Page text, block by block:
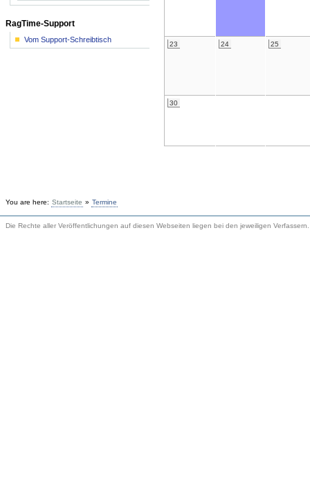
23 24 25
30
RagTime-Support
Vom Support-Schreibtisch
You are here: Startseite » Termine
Die Rechte aller Veröffentlichungen auf diesen Webseiten liegen bei den jeweiligen